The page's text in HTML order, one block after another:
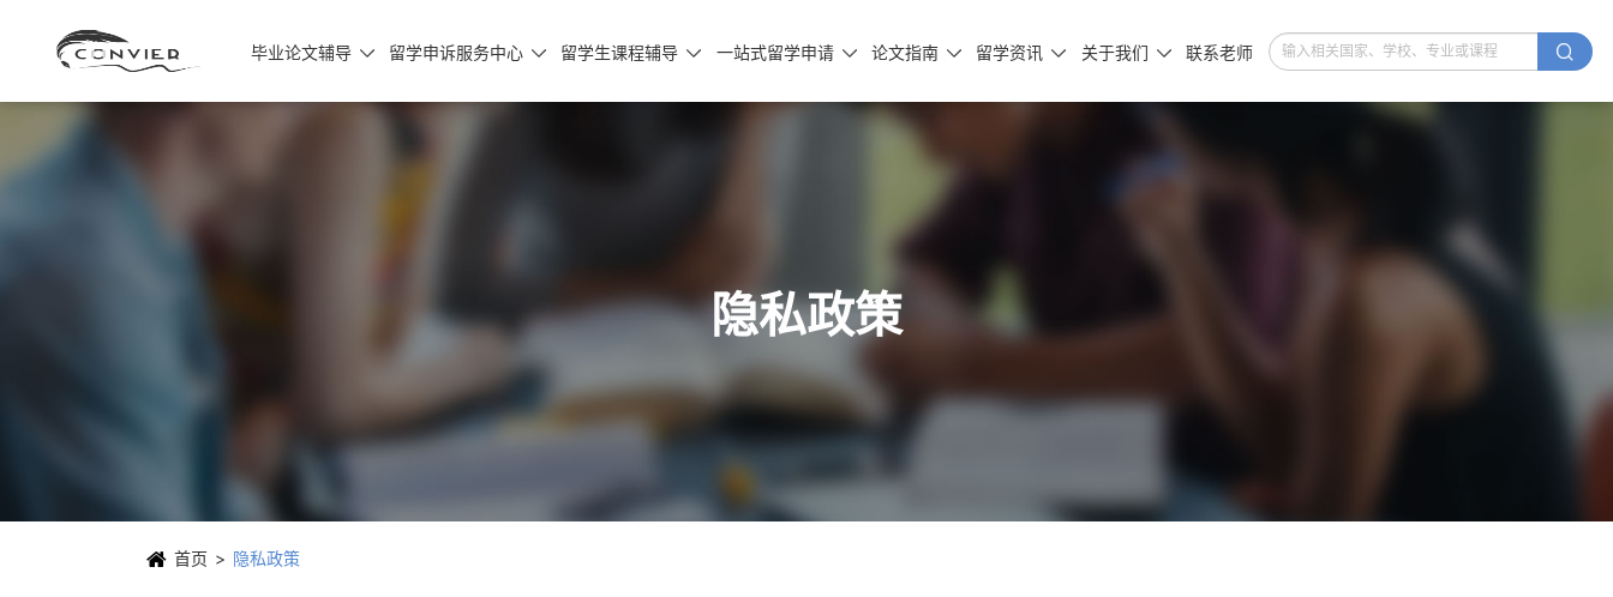
毕业论文辅导  留学申诉服务中心  留学生课程辅导  一站式留学申请  论文指南  留学资讯  关于我们  联系老师 
隐私政策
首页 隐私政策